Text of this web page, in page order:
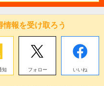
情報を受け取ろう
知 フォロー いいね